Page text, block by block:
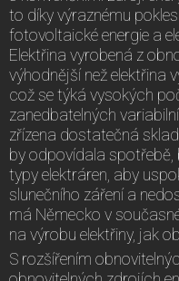
to díky výraznému
fotovoltaické energie a
Elektřina vyrobená z
výhodnější než elektřina
což se týká vysokých
zanedbatelných
zřízena dostatečná
by odpovídala spotřebě,
typy elektráren, aby
slunečního záření a
má Německo v
na výrobu elektřiny, jak
S rozšířením